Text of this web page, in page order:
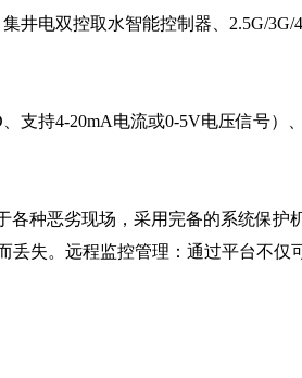
电双控取水智能控制器、2.5G/
支持4-20mA电流或0-5V电压信号
种恶劣现场，采用完备的系统保护
失。远程监控管理：通过平台不